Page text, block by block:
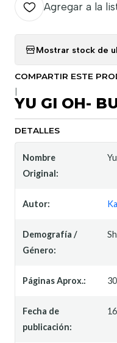
Agregar a la
Mostrar stock de
COMPARTIR ESTE
YU GI OH-
DETALLES
Nombre
Original:
Autor:
Demografía /
Género:
Páginas Aprox.:
Fecha de
publicación: